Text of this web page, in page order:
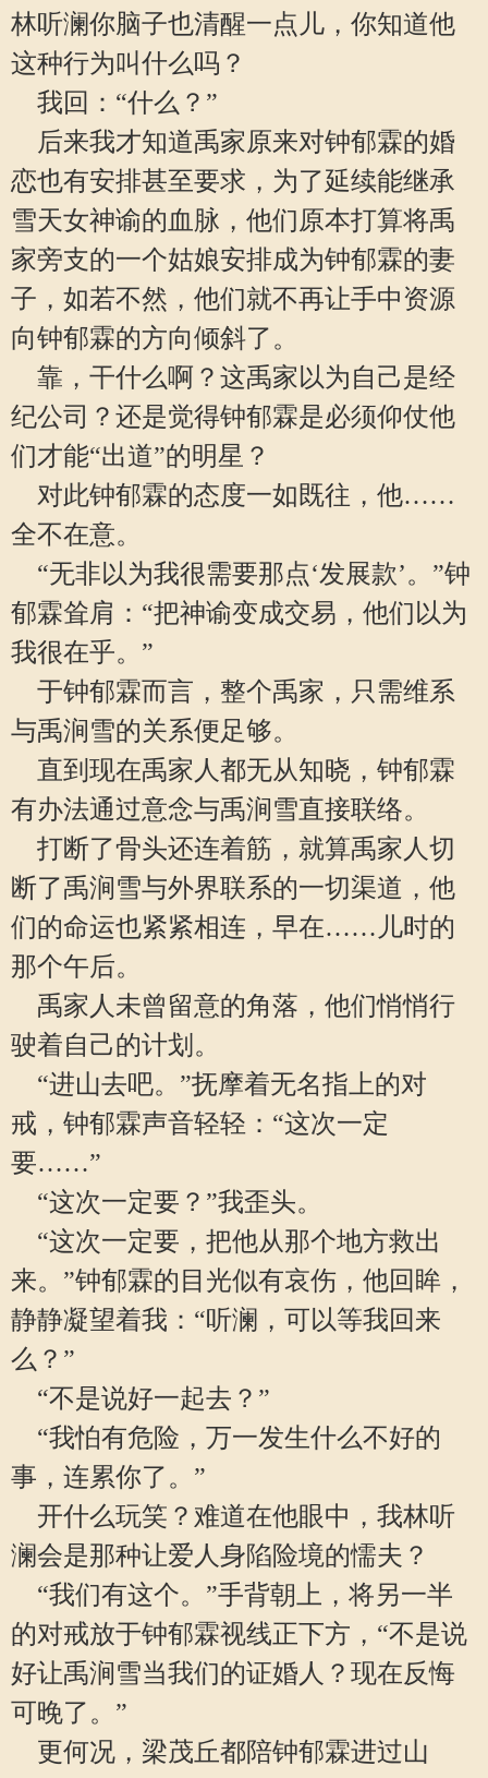
林听澜你脑子也清醒一点儿，你知道他
这种行为叫什么吗？
我回：“什么？”
后来我才知道禹家原来对钟郁霖的婚
恋也有安排甚至要求，为了延续能继承
雪天女神谕的血脉，他们原本打算将禹
家旁支的一个姑娘安排成为钟郁霖的妻
子，如若不然，他们就不再让手中资源
向钟郁霖的方向倾斜了。
靠，干什么啊？这禹家以为自己是经
纪公司？还是觉得钟郁霖是必须仰仗他
们才能“出道”的明星？
对此钟郁霖的态度一如既往，他……
全不在意。
“无非以为我很需要那点‘发展款’。”钟
郁霖耸肩：“把神谕变成交易，他们以为
我很在乎。”
于钟郁霖而言，整个禹家，只需维系
与禹涧雪的关系便足够。
直到现在禹家人都无从知晓，钟郁霖
有办法通过意念与禹涧雪直接联络。
打断了骨头还连着筋，就算禹家人切
断了禹涧雪与外界联系的一切渠道，他
们的命运也紧紧相连，早在……儿时的
那个午后。
禹家人未曾留意的角落，他们悄悄行
驶着自己的计划。
“进山去吧。”抚摩着无名指上的对
戒，钟郁霖声音轻轻：“这次一定
要……”
“这次一定要？”我歪头。
“这次一定要，把他从那个地方救出
来。”钟郁霖的目光似有哀伤，他回眸，
静静凝望着我：“听澜，可以等我回来
么？”
“不是说好一起去？”
“我怕有危险，万一发生什么不好的
事，连累你了。”
开什么玩笑？难道在他眼中，我林听
澜会是那种让爱人身陷险境的懦夫？
“我们有这个。”手背朝上，将另一半
的对戒放于钟郁霖视线正下方，“不是说
好让禹涧雪当我们的证婚人？现在反悔
可晚了。”
更何况，梁茂丘都陪钟郁霖进过山